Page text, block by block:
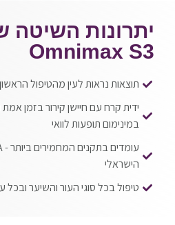
יתרונות השיטה
Omnimax S3
תוצאות נראות לעין מהטיפול הראשון
ידית קרח עם חיישן קירור בזמן
במינימום תופעות לוואי
הישראלי
טיפול בכל סוגי העור והשיער ובכל